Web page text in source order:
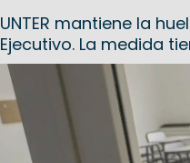
UNTER mantiene la
Ejecutivo. La medida